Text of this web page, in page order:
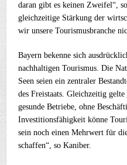
daran gibt es keinen Zweifel“,
gleichzeitige Stärkung der
wir unsere Tourismusbranche
Bayern bekenne sich
nachhaltigen Tourismus. Die
Seen seien ein zentraler
des Freistaats. Gleichzeitig
gesunde Betriebe, ohne
Investitionsfähigkeit könne
sein noch einen Mehrwert für
schaffen“, so Kaniber.